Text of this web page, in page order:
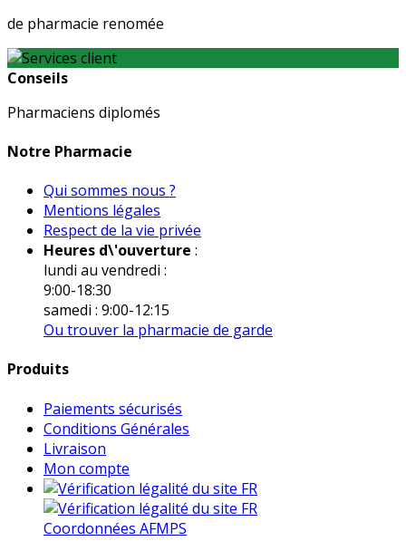
de pharmacie renomée
Conseils
Pharmaciens diplomés
Notre Pharmacie
Qui sommes nous ?
Mentions légales
Respect de la vie privée
Heures d\'ouverture :
lundi au vendredi :
9:00-18:30
samedi : 9:00-12:15
Ou trouver la pharmacie de garde
Produits
Paiements sécurisés
Conditions Générales
Livraison
Mon compte
Coordonnées AFMPS